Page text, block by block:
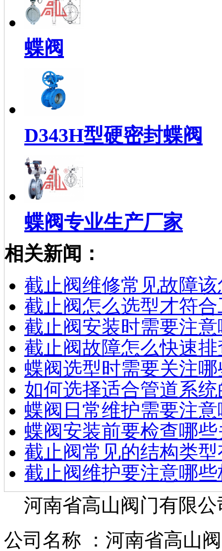
蝶阀
D343H型硬密封蝶阀
蝶阀专业生产厂家
相关新闻：
截止阀维修常见故障
截止阀怎么选型才符
截止阀安装时需要注
截止阀故障怎么快速
蝶阀选型时需要关注
如何选择适合管道系
蝶阀日常维护需要注
蝶阀安装前要检查哪
截止阀常见的结构类
截止阀维护要注意哪
河南省高山阀门有限公
公司名称 ：河南省高山